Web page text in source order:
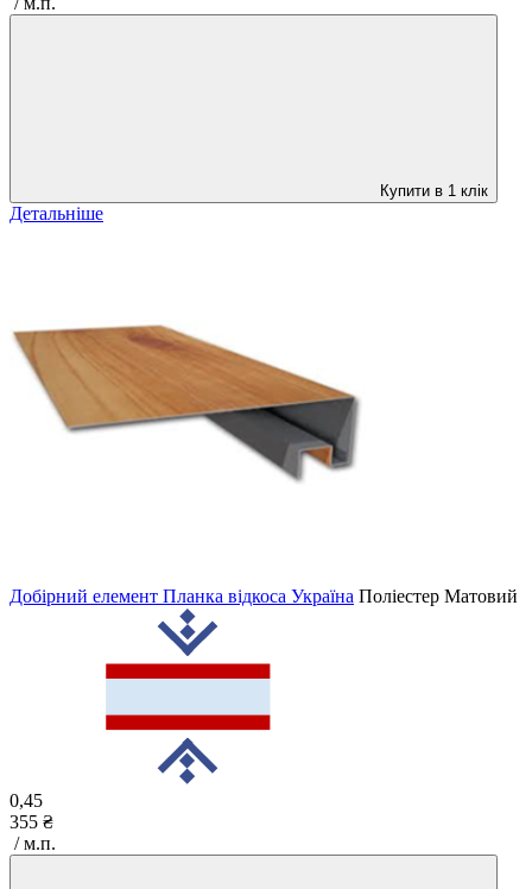
Купити в 1 клік
Детальніше
Добірний елемент Планка відкоса Україна Поліестер Матовий
0,45
355 ₴
/ м.п.